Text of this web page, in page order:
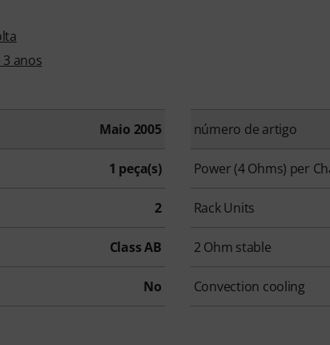
anos
Maio 2005 número de artigo
1 peça(s) Power (4 Ohms) per
2 Rack Units
Class AB 2 Ohm stable
No Convection cooling